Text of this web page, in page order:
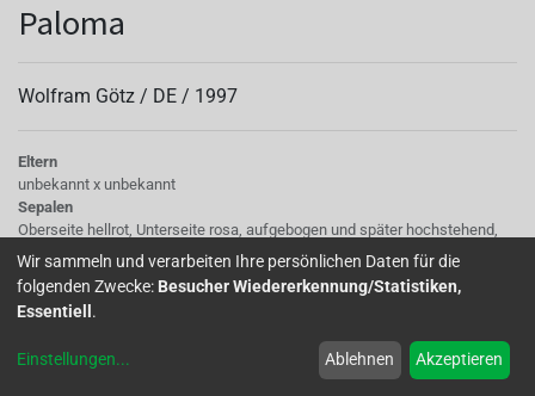
Paloma
Wolfram Götz / DE / 1997
Eltern
unbekannt x unbekannt
Sepalen
Oberseite hellrot, Unterseite rosa, aufgebogen und später hochstehend,
später kräftig rosa, später rosa
Korolle/Petalen
einfach, hellrosa mit rosa Aderung, klein
Staubgefäße
Stempel
Wir sammeln und verarbeiten Ihre persönlichen Daten für die
folgenden Zwecke: Besucher Wiedererkennung/Statistiken,
Essentiell .
Einstellungen... Ablehnen Akzeptieren